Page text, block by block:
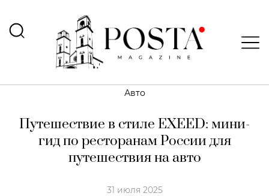
Авто
Путешествие в стиле EXEED: мини-
гид по ресторанам России для
путешествия на авто
31 июля 2025